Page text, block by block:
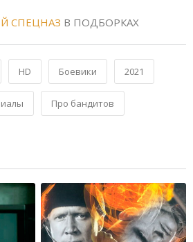
СПЕЦНАЗ В ПОДБОРКАХ
HD Боевики 2021
Про бандитов